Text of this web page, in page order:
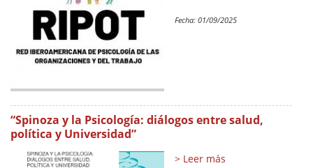
Fecha: 01/09/2025
“Spinoza y la Psicología: diálogos entre salud,
política y Universidad”
> Leer más